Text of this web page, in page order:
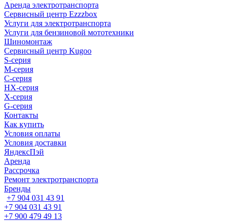
Аренда электротранспорта
Сервисный центр Ezzzbox
Услуги для электротранспорта
Услуги для бензиновой мототехники
Шиномонтаж
Сервисный центр Kugoo
S-cерия
M-серия
С-серия
HX-серия
X-серия
G-серия
Контакты
Как купить
Условия оплаты
Условия доставки
ЯндексПэй
Аренда
Рассрочка
Ремонт электротранспорта
Бренды
+7 904 031 43 91
+7 904 031 43 91
+7 900 479 49 13